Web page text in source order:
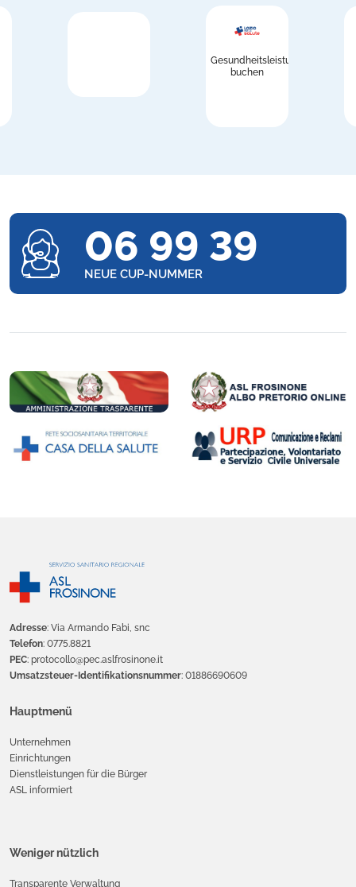
Gesundheitsleistungen
buchen
06 99 39
NEUE CUP-NUMMER
Adresse: Via Armando Fabi, snc
Telefon: 0775.8821
PEC: protocollo@pec.aslfrosinone.it
Umsatzsteuer-Identifikationsnummer: 01886690609
Hauptmenü
Unternehmen
Einrichtungen
Dienstleistungen für die Bürger
ASL informiert
Weniger nützlich
Transparente Verwaltung